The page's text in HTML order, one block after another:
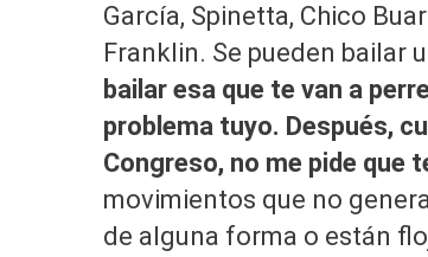
García, Spinetta, Chico
Franklin. Se pueden bailar
bailar esa que te van a
problema tuyo. Después,
Congreso, no me pide que
movimientos que no
de alguna forma o están